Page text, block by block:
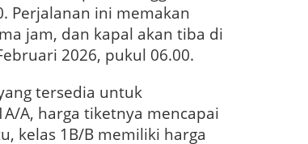
Perjalanan ini memakan
jam, dan kapal akan tiba di
2026, pukul 06.00.
tersedia untuk
A, harga tiketnya mencapai